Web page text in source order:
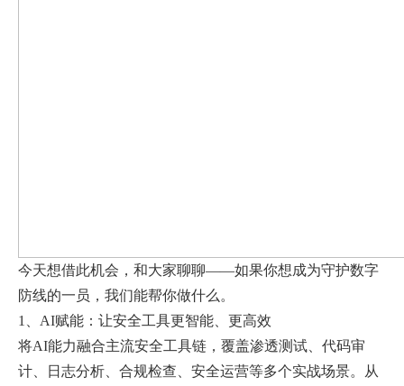
今天想借此机会，和大家聊聊——如果你想成为守护数字
防线的一员，我们能帮你做什么。
1、AI赋能：让安全工具更智能、更高效
将AI能力融合主流安全工具链，覆盖渗透测试、代码审
计、日志分析、合规检查、安全运营等多个实战场景。从